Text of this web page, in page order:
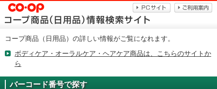
コープ商品（日用品）の詳しい情報がご覧になれます。
ボディケア・オーラルケア・ヘアケア商品は、こちらのサイトか
ら
バーコード番号で探す